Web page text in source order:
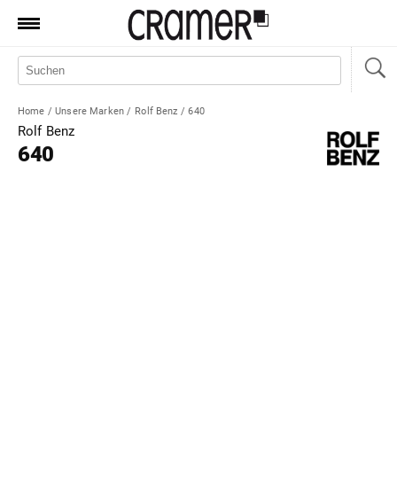
Produkte
Manufaktur
Aktionen
Home / Unsere Marken / Rolf Benz / 640
Rolf Benz
640